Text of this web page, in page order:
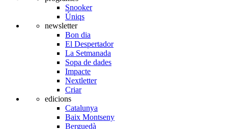
Snooker
Úniqs
newsletter
Bon dia
El Despertador
La Setmanada
Sopa de dades
Impacte
Nextletter
Criar
edicions
Catalunya
Baix Montseny
Berguedà